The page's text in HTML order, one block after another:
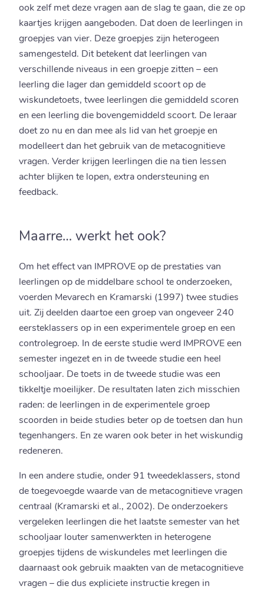
ook zelf met deze vragen aan de slag te gaan, die ze op
kaartjes krijgen aangeboden. Dat doen de leerlingen in
groepjes van vier. Deze groepjes zijn heterogeen
samengesteld. Dit betekent dat leerlingen van
verschillende niveaus in een groepje zitten – een
leerling die lager dan gemiddeld scoort op de
wiskundetoets, twee leerlingen die gemiddeld scoren
en een leerling die bovengemiddeld scoort. De leraar
doet zo nu en dan mee als lid van het groepje en
modelleert dan het gebruik van de metacognitieve
vragen. Verder krijgen leerlingen die na tien lessen
achter blijken te lopen, extra ondersteuning en
feedback.
Maarre… werkt het ook?
Om het effect van IMPROVE op de prestaties van
leerlingen op de middelbare school te onderzoeken,
voerden Mevarech en Kramarski (1997) twee studies
uit. Zij deelden daartoe een groep van ongeveer 240
eersteklassers op in een experimentele groep en een
controlegroep. In de eerste studie werd IMPROVE een
semester ingezet en in de tweede studie een heel
schooljaar. De toets in de tweede studie was een
tikkeltje moeilijker. De resultaten laten zich misschien
raden: de leerlingen in de experimentele groep
scoorden in beide studies beter op de toetsen dan hun
tegenhangers. En ze waren ook beter in het wiskundig
redeneren.
In een andere studie, onder 91 tweedeklassers, stond
de toegevoegde waarde van de metacognitieve vragen
centraal (Kramarski et al., 2002). De onderzoekers
vergeleken leerlingen die het laatste semester van het
schooljaar louter samenwerkten in heterogene
groepjes tijdens de wiskundeles met leerlingen die
daarnaast ook gebruik maakten van de metacognitieve
vragen – die dus expliciete instructie kregen in